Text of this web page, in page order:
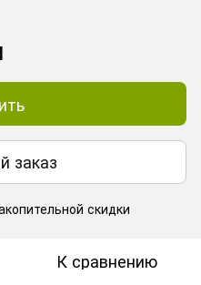
заказ
скидки
К сравнению